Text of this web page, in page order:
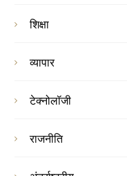
शिक्षा
व्यापार
टेक्नोलॉजी
राजनीति